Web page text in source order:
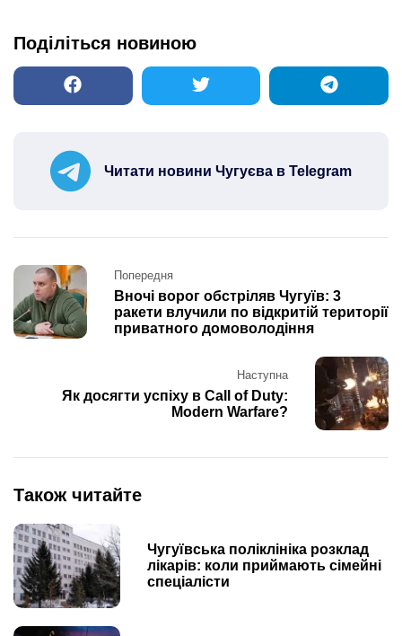
Поділіться новиною
Читати новини Чугуєва в Telegram
Post
navigation
Попередня
Вночі ворог обстріляв Чугуїв: 3
ракети влучили по відкритій території
приватного домоволодіння
Наступна
Як досягти успіху в Call of Duty:
Modern Warfare?
Також читайте
Чугуївська поліклініка розклад
лікарів: коли приймають сімейні
спеціалісти